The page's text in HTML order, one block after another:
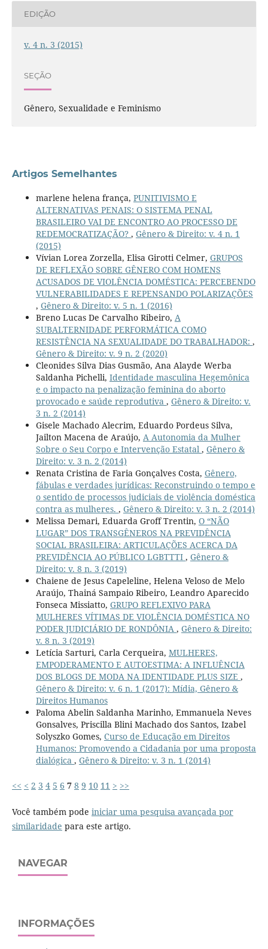
EDIÇÃO
v. 4 n. 3 (2015)
SEÇÃO
Gênero, Sexualidade e Feminismo
Artigos Semelhantes
marlene helena frança, PUNITIVISMO E
ALTERNATIVAS PENAIS: O SISTEMA PENAL
BRASILEIRO VAI DE ENCONTRO AO PROCESSO DE
REDEMOCRATIZAÇÃO? , Gênero & Direito: v. 4 n. 1
(2015)
Vívian Lorea Zorzella, Elisa Girotti Celmer, GRUPOS
DE REFLEXÃO SOBRE GÊNERO COM HOMENS
ACUSADOS DE VIOLÊNCIA DOMÉSTICA: PERCEBENDO
VULNERABILIDADES E REPENSANDO POLARIZAÇÕES
, Gênero & Direito: v. 5 n. 1 (2016)
Breno Lucas De Carvalho Ribeiro, A
SUBALTERNIDADE PERFORMÁTICA COMO
RESISTÊNCIA NA SEXUALIDADE DO TRABALHADOR: ,
Gênero & Direito: v. 9 n. 2 (2020)
Cleonides Silva Dias Gusmão, Ana Alayde Werba
Saldanha Pichelli, Identidade masculina Hegemônica
e o impacto na penalização feminina do aborto
provocado e saúde reprodutiva , Gênero & Direito: v.
3 n. 2 (2014)
Gisele Machado Alecrim, Eduardo Pordeus Silva,
Jailton Macena de Araújo, A Autonomia da Mulher
Sobre o Seu Corpo e Intervenção Estatal , Gênero &
Direito: v. 3 n. 2 (2014)
Renata Cristina de Faria Gonçalves Costa, Gênero,
fábulas e verdades jurídicas: Reconstruindo o tempo e
o sentido de processos judiciais de violência doméstica
contra as mulheres. , Gênero & Direito: v. 3 n. 2 (2014)
Melissa Demari, Eduarda Groff Trentin, O “NÃO
LUGAR” DOS TRANSGÊNEROS NA PREVIDÊNCIA
SOCIAL BRASILEIRA: ARTICULAÇÕES ACERCA DA
PREVIDÊNCIA AO PÚBLICO LGBTTTI , Gênero &
Direito: v. 8 n. 3 (2019)
Chaiene de Jesus Capeleline, Helena Veloso de Melo
Araújo, Thainá Sampaio Ribeiro, Leandro Aparecido
Fonseca Missiatto, GRUPO REFLEXIVO PARA
MULHERES VÍTIMAS DE VIOLÊNCIA DOMÉSTICA NO
PODER JUDICIÁRIO DE RONDÔNIA , Gênero & Direito:
v. 8 n. 3 (2019)
Letícia Sarturi, Carla Cerqueira, MULHERES,
EMPODERAMENTO E AUTOESTIMA: A INFLUÊNCIA
DOS BLOGS DE MODA NA IDENTIDADE PLUS SIZE ,
Gênero & Direito: v. 6 n. 1 (2017): Mídia, Gênero &
Direitos Humanos
Paloma Abelin Saldanha Marinho, Emmanuela Neves
Gonsalves, Priscilla Blini Machado dos Santos, Izabel
Solyszko Gomes, Curso de Educação em Direitos
Humanos: Promovendo a Cidadania por uma proposta
dialógica , Gênero & Direito: v. 3 n. 1 (2014)
<< < 2 3 4 5 6 7 8 9 10 11 > >>
Você também pode iniciar uma pesquisa avançada por
similaridade para este artigo.
NAVEGAR
INFORMAÇÕES